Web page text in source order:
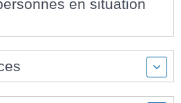
en situation